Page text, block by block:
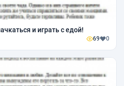
и играть с едой!
69 0